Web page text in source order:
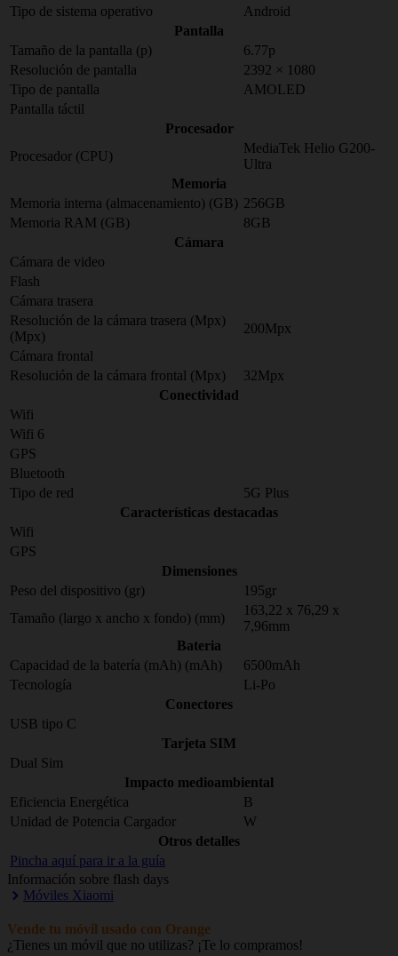
Tipo de sistema operativo
Android
Pantalla
Tamaño de la pantalla (p)
6.77p
Resolución de pantalla
2392 × 1080
Tipo de pantalla
AMOLED
Pantalla táctil
Procesador
Procesador (CPU)
MediaTek Helio G200-
Ultra
Memoria
Memoria interna (almacenamiento) (GB) 256GB
Memoria RAM (GB)
8GB
Cámara
Cámara de video
Flash
Cámara trasera
Resolución de la cámara trasera (Mpx)
(Mpx)
200Mpx
Cámara frontal
Resolución de la cámara frontal (Mpx)
32Mpx
Conectividad
Wifi
Wifi 6
GPS
Bluetooth
Tipo de red
5G Plus
Características destacadas
Wifi
GPS
Dimensiones
Peso del dispositivo (gr)
195gr
Tamaño (largo x ancho x fondo) (mm)
163,22 x 76,29 x
7,96mm
Bateria
Capacidad de la batería (mAh) (mAh)
6500mAh
Tecnología
Li-Po
Conectores
USB tipo C
Tarjeta SIM
Dual Sim
Impacto medioambiental
Eficiencia Energética
B
Unidad de Potencia Cargador
W
Otros detalles
Pincha aquí para ir a la guía
Información sobre flash days
Móviles Xiaomi
Vende tu móvil usado con Orange
¿Tienes un móvil que no utilizas? ¡Te lo compramos!